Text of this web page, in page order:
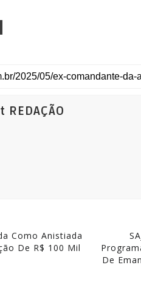
REDAÇÃO
Como Anistiada
De R$ 100 Mil
De